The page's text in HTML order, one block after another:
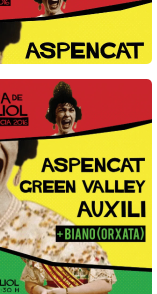
Internet
Opinió
Llibres
La Llista
Llocs